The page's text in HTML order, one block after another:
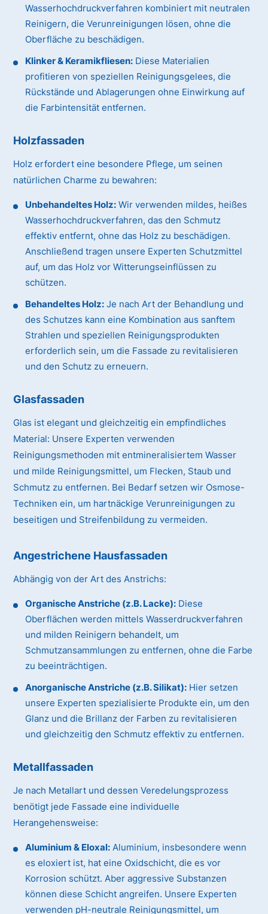
Wasserhochdruckverfahren kombiniert mit neutralen
Reinigern, die Verunreinigungen lösen, ohne die
Oberfläche zu beschädigen.
Klinker & Keramikfliesen: Diese Materialien
profitieren von speziellen Reinigungsgelees, die
Rückstände und Ablagerungen ohne Einwirkung auf
die Farbintensität entfernen.
Holzfassaden
Holz erfordert eine besondere Pflege, um seinen
natürlichen Charme zu bewahren:
Unbehandeltes Holz: Wir verwenden mildes, heißes
Wasserhochdruckverfahren, das den Schmutz
effektiv entfernt, ohne das Holz zu beschädigen.
Anschließend tragen unsere Experten Schutzmittel
auf, um das Holz vor Witterungseinflüssen zu
schützen.
Behandeltes Holz: Je nach Art der Behandlung und
des Schutzes kann eine Kombination aus sanftem
Strahlen und speziellen Reinigungsprodukten
erforderlich sein, um die Fassade zu revitalisieren
und den Schutz zu erneuern.
Glasfassaden
Glas ist elegant und gleichzeitig ein empfindliches
Material: Unsere Experten verwenden
Reinigungsmethoden mit entmineralisiertem Wasser
und milde Reinigungsmittel, um Flecken, Staub und
Schmutz zu entfernen. Bei Bedarf setzen wir Osmose-
Techniken ein, um hartnäckige Verunreinigungen zu
beseitigen und Streifenbildung zu vermeiden.
Angestrichene Hausfassaden
Abhängig von der Art des Anstrichs:
Organische Anstriche (z.B. Lacke): Diese
Oberflächen werden mittels Wasserdruckverfahren
und milden Reinigern behandelt, um
Schmutzansammlungen zu entfernen, ohne die Farbe
zu beeinträchtigen.
Anorganische Anstriche (z.B. Silikat): Hier setzen
unsere Experten spezialisierte Produkte ein, um den
Glanz und die Brillanz der Farben zu revitalisieren
und gleichzeitig den Schmutz effektiv zu entfernen.
Metallfassaden
Je nach Metallart und dessen Veredelungsprozess
benötigt jede Fassade eine individuelle
Herangehensweise:
Aluminium & Eloxal: Aluminium, insbesondere wenn
es eloxiert ist, hat eine Oxidschicht, die es vor
Korrosion schützt. Aber aggressive Substanzen
können diese Schicht angreifen. Unsere Experten
verwenden pH-neutrale Reinigungsmittel, um